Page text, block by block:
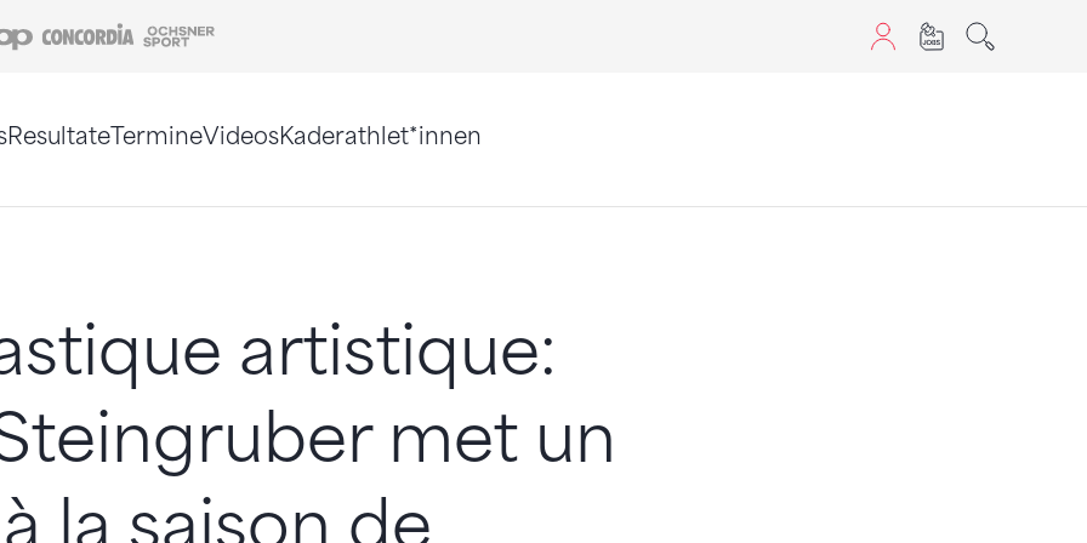
Coop Concordia
ResultateTermineVideosKaderathlet*innen
artistique:
met un
la saison de